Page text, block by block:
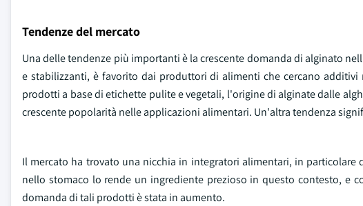
Tendenze del mercato
Una delle tendenze più importanti è la crescente domanda di alginato
e stabilizzanti, è favorito dai produttori di alimenti che cercano
prodotti a base di etichette pulite e vegetali, l'origine di alginate dalle
crescente popolarità nelle applicazioni alimentari. Un'altra tendenza
Il mercato ha trovato una nicchia in integratori alimentari, in
nello stomaco lo rende un ingrediente prezioso in questo contesto, e
domanda di tali prodotti è stata in aumento.